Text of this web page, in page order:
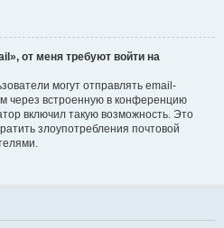
от меня требуют войти на
могут отправлять email-
через встроенную в конференцию
включил такую возможность. Это
злоупотребления почтовой